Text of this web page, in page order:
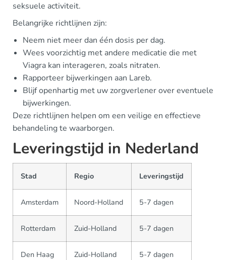
seksuele activiteit.
Belangrijke richtlijnen zijn:
Neem niet meer dan één dosis per dag.
Wees voorzichtig met andere medicatie die met
Viagra kan interageren, zoals nitraten.
Rapporteer bijwerkingen aan Lareb.
Blijf openhartig met uw zorgverlener over eventuele
bijwerkingen.
Deze richtlijnen helpen om een veilige en effectieve
behandeling te waarborgen.
Leveringstijd in Nederland
Stad Regio Leveringstijd
Amsterdam Noord-Holland 5-7 dagen
Rotterdam Zuid-Holland 5-7 dagen
Den Haag Zuid-Holland 5-7 dagen